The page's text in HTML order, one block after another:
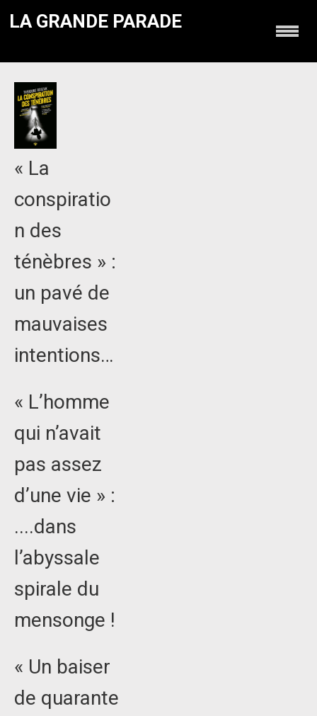
LA GRANDE PARADE
« La
conspiratio
n des
ténèbres » :
un pavé de
mauvaises
intentions…
« L’homme
qui n’avait
pas assez
d’une vie » :
....dans
l’abyssale
spirale du
mensonge !
« Un baiser
de quarante